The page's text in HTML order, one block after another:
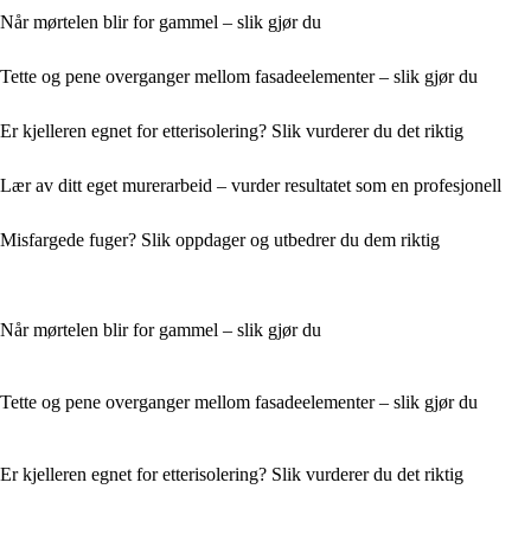
Når mørtelen blir for gammel – slik gjør du
Tette og pene overganger mellom fasadeelementer – slik gjør du
Er kjelleren egnet for etterisolering? Slik vurderer du det riktig
Lær av ditt eget murerarbeid – vurder resultatet som en profesjonell
Misfargede fuger? Slik oppdager og utbedrer du dem riktig
Når mørtelen blir for gammel – slik gjør du
Tette og pene overganger mellom fasadeelementer – slik gjør du
Er kjelleren egnet for etterisolering? Slik vurderer du det riktig